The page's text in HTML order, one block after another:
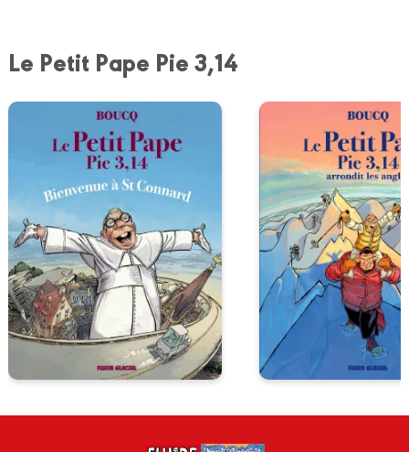
Le Petit Pape Pie 3,14